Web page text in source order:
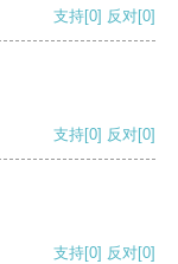
支持[0] 反对[0]
支持[0] 反对[0]
支持[0] 反对[0]